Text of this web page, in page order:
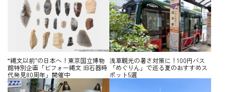
“縄文以前”の日本へ！東京国立博物
館特別企画「ビフォー縄文 旧石器時
代発見80周年」開催中
浅草観光の暑さ対策に！100円バス
「めぐりん」で巡る夏のおすすめス
ポット5選